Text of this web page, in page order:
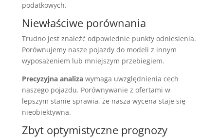
podatkowych.
Niewłaściwe porównania
Trudno jest znaleźć odpowiednie punkty odniesienia.
Porównujemy nasze pojazdy do modeli z innym
wyposażeniem lub mniejszym przebiegiem.
Precyzyjna analizawymaga uwzględnienia cech
naszego pojazdu. Porównywanie z ofertami w
lepszym stanie sprawia, że nasza wycena staje się
nieobiektywna.
Zbyt optymistyczne prognozy